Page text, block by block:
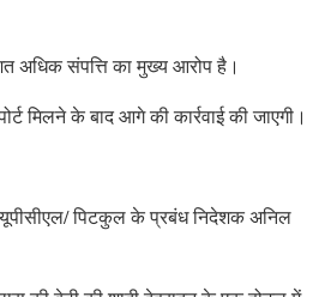
अधिक संपत्ति का मुख्य आरोप है।
मिलने के बाद आगे की कार्रवाई की जाएगी।
पिटकुल के प्रबंध निदेशक अनिल